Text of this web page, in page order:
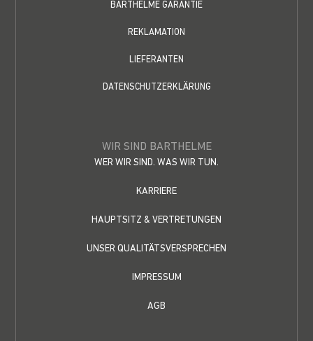
BARTHELME GARANTIE
REKLAMATION
LIEFERANTEN
DATENSCHUTZERKLÄRUNG
WIR SIND BARTHELME
WER WIR SIND. WAS WIR TUN.
KARRIERE
HAUPTSITZ & VERTRETUNGEN
UNSER QUALITÄTSVERSPRECHEN
IMPRESSUM
AGB